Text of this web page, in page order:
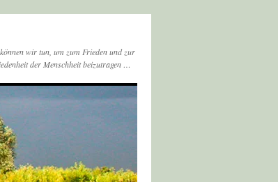
wir tun, um zum Frieden und zur
der Menschheit beizutragen …